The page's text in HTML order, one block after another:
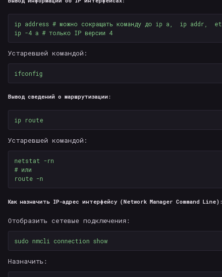
ip address # можно сокращать команду до ip a,  ip addr,
ip -4 a # только IP версии 4
Устаревшей командой:
Вывод сведений о маршрутизации:
Устаревшей командой:
netstat -rn
# или
route -n
Как назначить IP-адрес интерфейсу (Network Manager Command Line):
Отобразить сетевые подключения:
sudo
Назначить: